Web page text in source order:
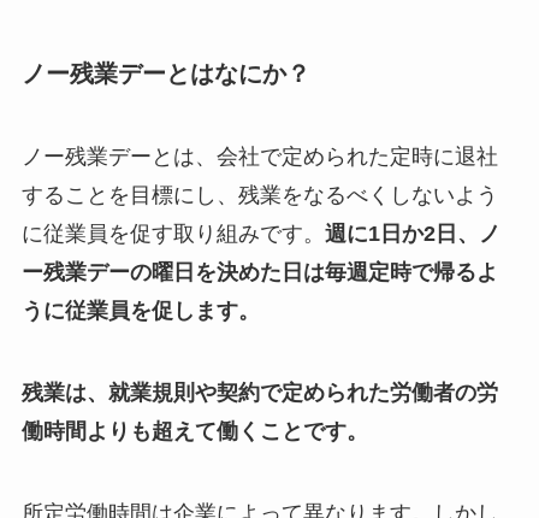
ノー残業デーとはなにか？
ノー残業デーとは、会社で定められた定時に退社
することを目標にし、残業をなるべくしないよう
に従業員を促す取り組みです。 週に1日か2日、ノ
ー残業デーの曜日を決めた日は毎週定時で帰るよ
うに従業員を促します。
残業は、就業規則や契約で定められた労働者の労
働時間よりも超えて働くことです。
所定労働時間は企業によって異なります。しかし